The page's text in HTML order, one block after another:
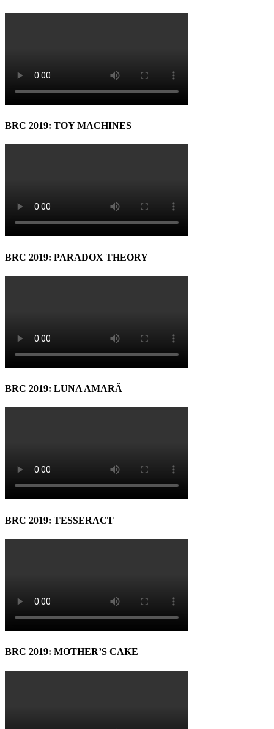
BRC 2019: TOY MACHINES
BRC 2019: PARADOX THEORY
BRC 2019: LUNA AMARĂ
BRC 2019: TESSERACT
BRC 2019: MOTHER’S CAKE